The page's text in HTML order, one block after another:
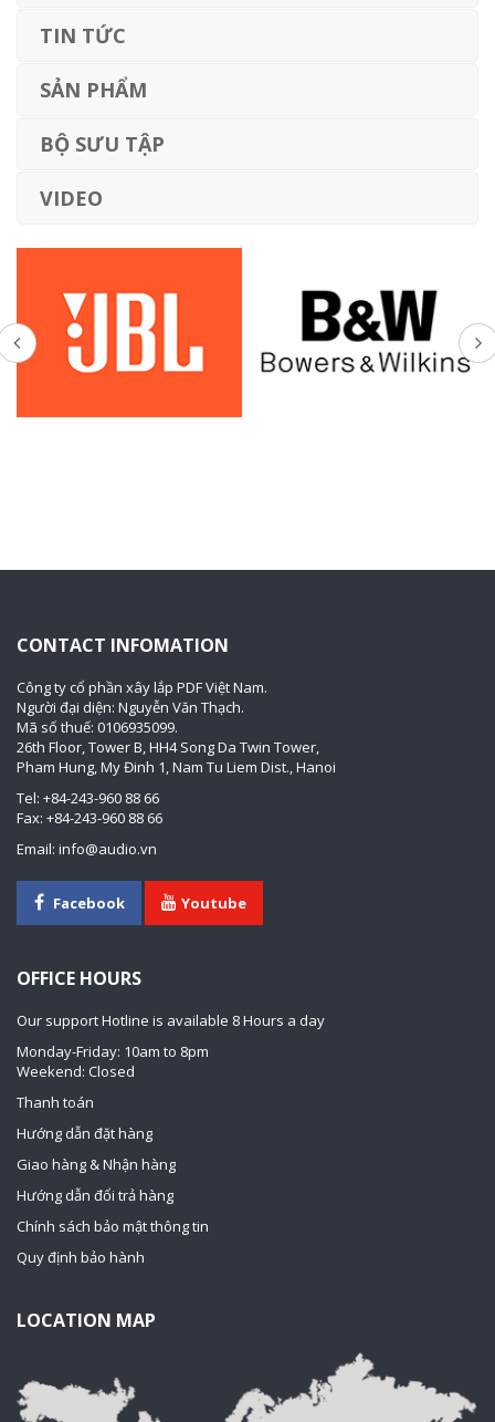
TIN TỨC
SẢN PHẨM
BỘ SƯU TẬP
VIDEO
CONTACT INFOMATION
Công ty cổ phần xây lắp PDF Việt Nam.
Người đại diện: Nguyễn Văn Thạch.
Mã số thuế: 0106935099.
26th Floor, Tower B, HH4 Song Da Twin Tower,
Pham Hung, My Đinh 1, Nam Tu Liem Dist., Hanoi
Tel: +84-243-960 88 66
Fax: +84-243-960 88 66
Email: info@audio.vn
Facebook Youtube
OFFICE HOURS
Our support Hotline is available 8 Hours a day
Monday-Friday: 10am to 8pm
Weekend: Closed
Thanh toán
Hướng dẫn đặt hàng
Giao hàng & Nhận hàng
Hướng dẫn đổi trả hàng
Chính sách bảo mật thông tin
Quy định bảo hành
LOCATION MAP